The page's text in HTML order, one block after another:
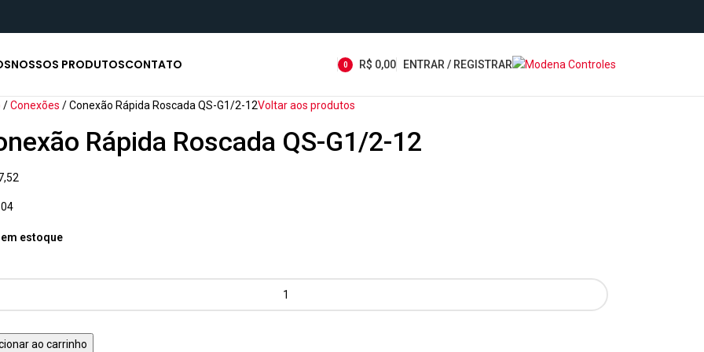
NOSSOS PRODUTOSCONTATO
0
R$ 0,00 ENTRAR / REGISTRAR
Conexões Conexão Rápida Roscada QS-G1/2-12Voltar aos produtos
Rápida Roscada QS-G1/2-12
em estoque
ao carrinho